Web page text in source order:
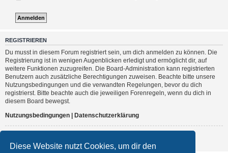
Diese Website nutzt Cookies, um dir den
REGISTRIEREN
Du musst in diesem Forum registriert sein, um dich anmelden zu können. Die
Registrierung ist in wenigen Augenblicken erledigt und ermöglicht dir, auf
weitere Funktionen zuzugreifen. Die Board-Administration kann registrierten
Benutzern auch zusätzliche Berechtigungen zuweisen. Beachte bitte unsere
Nutzungsbedingungen und die verwandten Regelungen, bevor du dich
registrierst. Bitte beachte auch die jeweiligen Forenregeln, wenn du dich in
diesem Board bewegst.
Nutzungsbedingungen | Datenschutzerklärung